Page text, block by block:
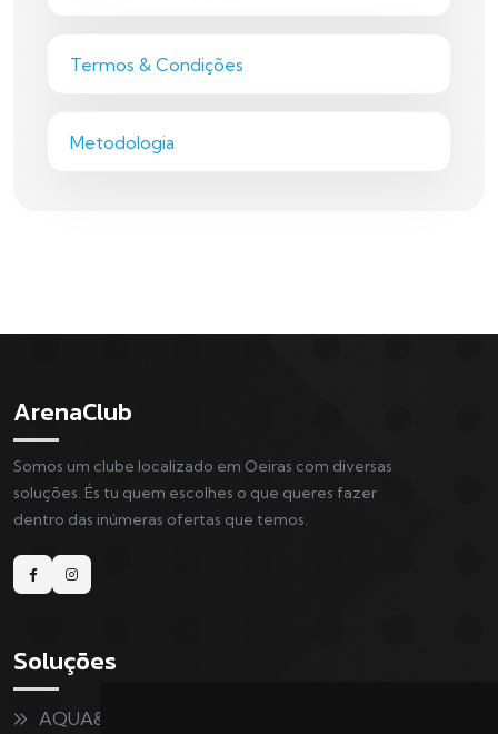
Termos & Condições
Metodologia
ArenaClub
Somos um clube localizado em Oeiras com diversas
soluções. És tu quem escolhes o que queres fazer
dentro das inúmeras ofertas que temos.
Soluções
AQUA&FITNESS